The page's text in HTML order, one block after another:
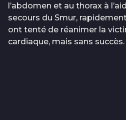
l’abdomen et au thorax à
secours du Smur,
ont tenté de réanimer la
cardiaque, mais sans succès.